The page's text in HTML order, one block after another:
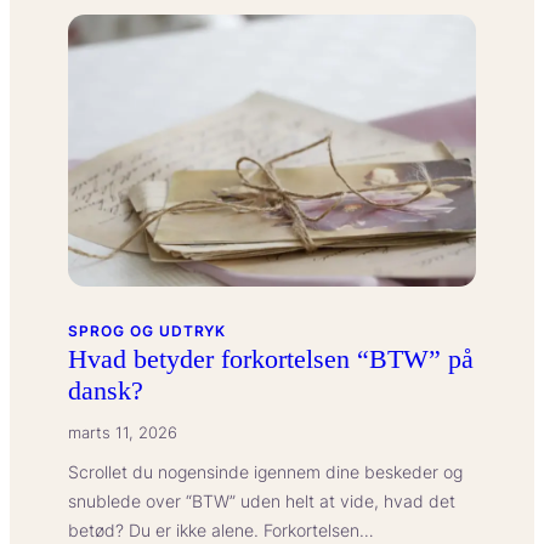
betyder
SPROG OG UDTRYK
Hvad betyder forkortelsen “BTW” på
dansk?
marts 11, 2026
Scrollet du nogensinde igennem dine beskeder og
snublede over “BTW” uden helt at vide, hvad det
betød? Du er ikke alene. Forkortelsen…